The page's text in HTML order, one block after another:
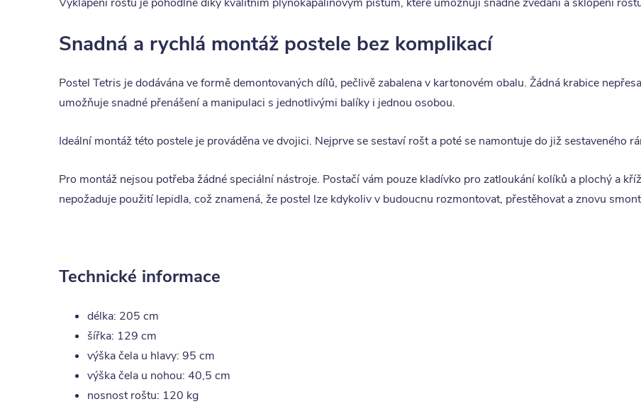
Snadná a rychlá montáž postele bez komplikací
Postel Tetris je dodávána ve formě demontovaných dílů, pečlivě zabalena v kartonovém obalu. Žádná krabice
umožňuje snadné přenášení a manipulaci s jednotlivými balíky i jednou osobou.
Ideální montáž této postele je prováděna ve dvojici. Nejprve se sestaví rošt a poté se namontuje do již sestaveného
Pro montáž nejsou potřeba žádné speciální nástroje. Postačí vám pouze kladívko pro zatloukání kolíků a plochý a
nepožaduje použití lepidla, což znamená, že postel lze kdykoliv v budoucnu rozmontovat, přestěhovat a znovu
Technické informace
délka: 205 cm
šířka: 129 cm
výška čela u hlavy: 95 cm
výška čela u nohou: 40,5 cm
nosnost roštu: 120 kg